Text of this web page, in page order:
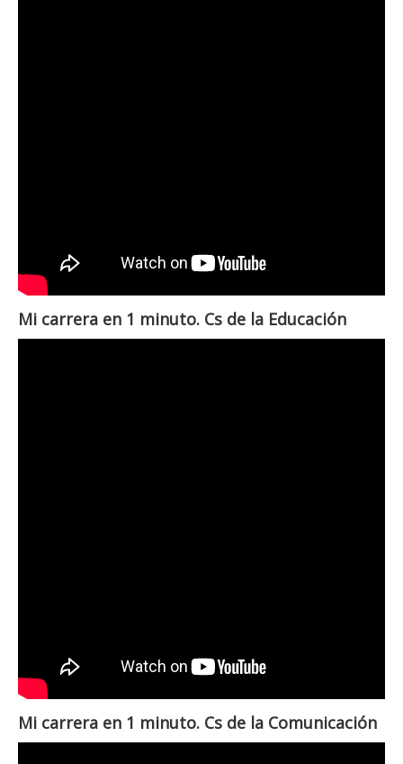
Mi carrera en 1 minuto. Cs de la Educación
Mi carrera en 1 minuto. Cs de la Comunicación